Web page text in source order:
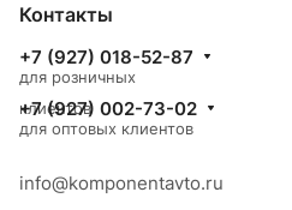
Контакты
+7 (927) 018-52-87
для розничных
клиентов
+7 (927) 002-73-02
для оптовых клиентов
info@komponentavto.ru